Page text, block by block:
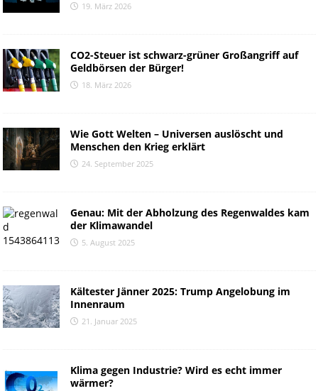
19. März 2026
CO2-Steuer ist schwarz-grüner Großangriff auf
Geldbörsen der Bürger!
18. März 2026
Wie Gott Welten – Universen auslöscht und
Menschen den Krieg erklärt
24. September 2025
Genau: Mit der Abholzung des Regenwaldes kam
der Klimawandel
5. August 2025
Kältester Jänner 2025: Trump Angelobung im
Innenraum
21. Januar 2025
Klima gegen Industrie? Wird es echt immer
wärmer?